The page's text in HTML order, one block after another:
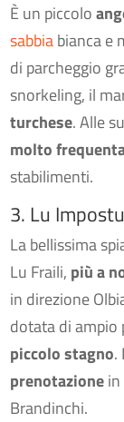
È un piccolo
sabbiabianca e
di parcheggio
snorkeling, il
turchese. Alle
molto
stabilimenti.
3. Lu Impostu
La bellissima
Lu Fraili, più a
in direzione
dotata di ampio
piccolo stagno.
prenotazione
Brandinchi.